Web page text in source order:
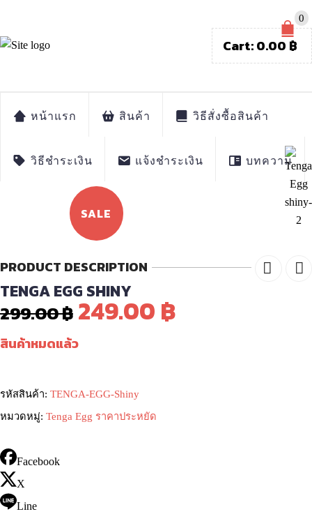
0
Cart:0.00 ฿
หน้าแรก สินค้า วิธีสั่งซื้อสินค้า
วิธีชำระเงิน แจ้งชำระเงิน บทความ
SALE
PRODUCT DESCRIPTION
TENGA EGG SHINY
299.00฿ Original
price
was:
299.00 ฿.
249.00฿Current
สินค้าหมดแล้ว
รหัสสินค้า: TENGA-EGG-Shiny
หมวดหมู่: Tenga Egg ราคาประหยัด
Facebook
X
Line